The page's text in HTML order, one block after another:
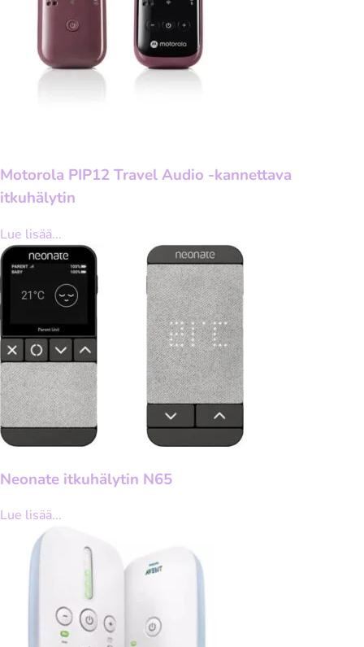
Motorola PIP12 Travel Audio -kannettava
itkuhälytin
Lue lisää...
Neonate itkuhälytin N65
Lue lisää...